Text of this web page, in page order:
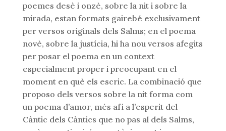
poemes desè i onzè, sobre la nit i sobre la
mirada, estan formats gairebé exclusivament
per versos originals dels Salms; en el poema
novè, sobre la justícia, hi ha nou versos afegits
per posar el poema en un context
especialment proper i preocupant en el
moment en què els escric. La combinació que
proposo dels versos sobre la nit forma com
un poema d’amor, més afí a l’esperit del
Càntic dels Càntics que no pas al dels Salms,